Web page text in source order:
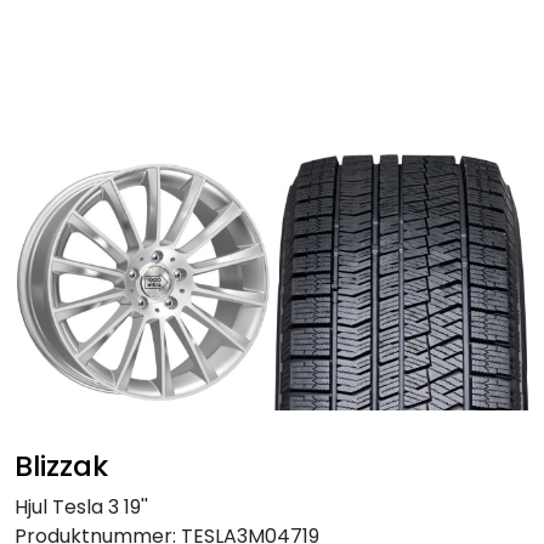
Blizzak
Hjul Tesla 3 19''
Produktnummer: TESLA3M04719
Hjulpakker
Felger
Lastebil
Buss
Anlegg